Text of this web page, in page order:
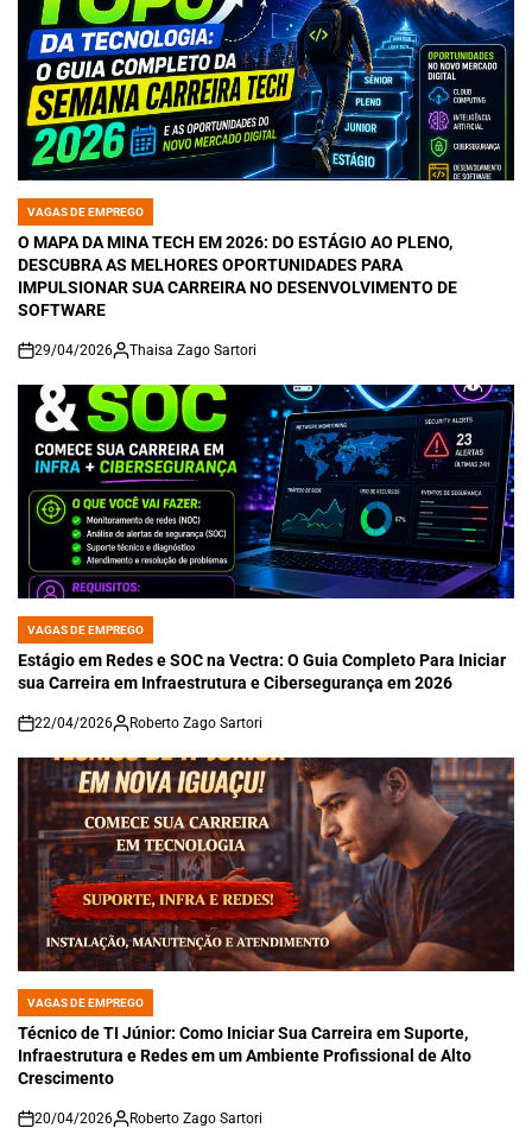
POSTED
IN
VAGAS DE EMPREGO
O MAPA DA MINA TECH EM 2026: DO ESTÁGIO AO PLENO,
DESCUBRA AS MELHORES OPORTUNIDADES PARA
IMPULSIONAR SUA CARREIRA NO DESENVOLVIMENTO DE
SOFTWARE
on
29/04/2026 Thaisa Zago Sartori
POSTED
IN
VAGAS DE EMPREGO
Estágio em Redes e SOC na Vectra: O Guia Completo Para Iniciar
sua Carreira em Infraestrutura e Cibersegurança em 2026
on
22/04/2026 Roberto Zago Sartori
POSTED
IN
VAGAS DE EMPREGO
Técnico de TI Júnior: Como Iniciar Sua Carreira em Suporte,
Infraestrutura e Redes em um Ambiente Profissional de Alto
Crescimento
20/04/2026 Roberto Zago Sartori